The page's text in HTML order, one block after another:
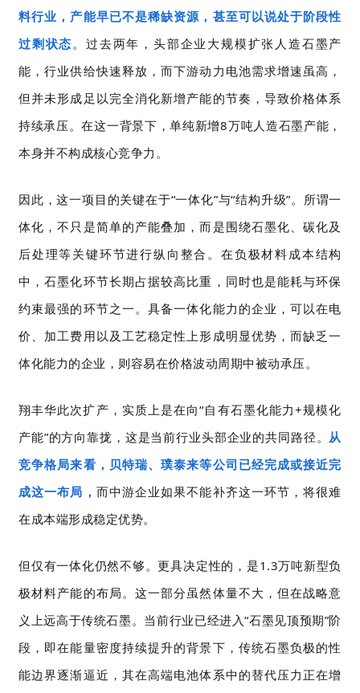
料行业，产能早已不是稀缺资源，甚至可以说处于阶段性
过剩状态。过去两年，头部企业大规模扩张人造石墨产
能，行业供给快速释放，而下游动力电池需求增速虽高，
但并未形成足以完全消化新增产能的节奏，导致价格体系
持续承压。在这一背景下，单纯新增8万吨人造石墨产能，
本身并不构成核心竞争力。
因此，这一项目的关键在于“一体化”与“结构升级”。所谓一
体化，不只是简单的产能叠加，而是围绕石墨化、碳化及
后处理等关键环节进行纵向整合。在负极材料成本结构
中，石墨化环节长期占据较高比重，同时也是能耗与环保
约束最强的环节之一。具备一体化能力的企业，可以在电
价、加工费用以及工艺稳定性上形成明显优势，而缺乏一
体化能力的企业，则容易在价格波动周期中被动承压。
翔丰华此次扩产，实质上是在向“自有石墨化能力+规模化
产能”的方向靠拢，这是当前行业头部企业的共同路径。从
竞争格局来看，贝特瑞、璞泰来等公司已经完成或接近完
成这一布局， 而中游企业如果不能补齐这一环节，将很难
在成本端形成稳定优势。
但仅有一体化仍然不够。更具决定性的，是1.3万吨新型负
极材料产能的布局。这一部分虽然体量不大，但在战略意
义上远高于传统石墨。当前行业已经进入“石墨见顶预期”阶
段，即在能量密度持续提升的背景下，传统石墨负极的性
能边界逐渐逼近，其在高端电池体系中的替代压力正在增